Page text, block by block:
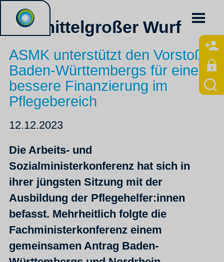
Ein mittelgroßer Wurf
ASMK unterstützt den Vorstoß
Baden-Württembergs für eine
bessere Finanzierung im
Pflegebereich
12.12.2023
Die Arbeits- und
Sozialministerkonferenz hat sich in
ihrer jüngsten Sitzung mit der
Ausbildung der Pflegehelfer:innen
befasst. Mehrheitlich folgte die
Fachministerkonferenz einem
gemeinsamen Antrag Baden-